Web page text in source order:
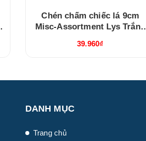
Chén chấm chiếc lá 9cm
Misc-Assortment Lys Trắng
39.960₫
DANH MỤC
Trang chủ